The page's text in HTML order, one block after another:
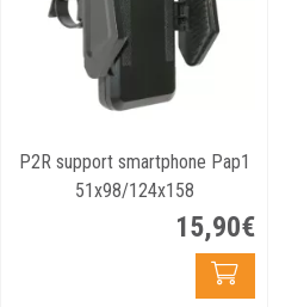
P2R support smartphone Pap1
51x98/124x158
15,90€